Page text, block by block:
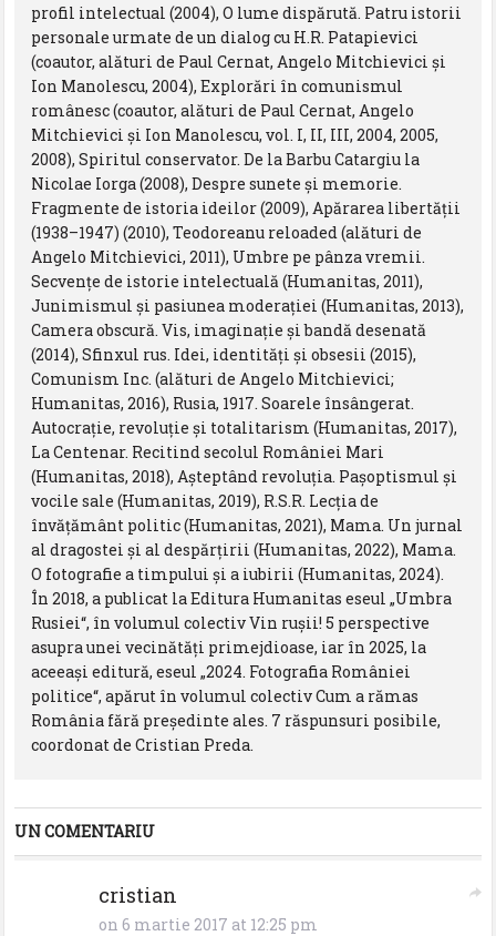
profil intelectual (2004), O lume dispărută. Patru istorii
personale urmate de un dialog cu H.R. Patapievici
(coautor, alături de Paul Cernat, Angelo Mitchievici și
Ion Manolescu, 2004), Explorări în comunismul
românesc (coautor, alături de Paul Cernat, Angelo
Mitchievici și Ion Manolescu, vol. I, II, III, 2004, 2005,
2008), Spiritul conservator. De la Barbu Catargiu la
Nicolae Iorga (2008), Despre sunete și memorie.
Fragmente de istoria ideilor (2009), Apărarea libertăţii
(1938–1947) (2010), Teodoreanu reloaded (alături de
Angelo Mitchievici, 2011), Umbre pe pânza vremii.
Secvenţe de istorie intelectuală (Humanitas, 2011),
Junimismul și pasiunea moderaţiei (Humanitas, 2013),
Camera obscură. Vis, imaginaţie și bandă desenată
(2014), Sfinxul rus. Idei, identităţi și obsesii (2015),
Comunism Inc. (alături de Angelo Mitchievici;
Humanitas, 2016), Rusia, 1917. Soarele însângerat.
Autocraţie, revoluţie și totalitarism (Humanitas, 2017),
La Centenar. Recitind secolul României Mari
(Humanitas, 2018), Așteptând revoluţia. Pașoptismul și
vocile sale (Humanitas, 2019), R.S.R. Lecţia de
învăţământ politic (Humanitas, 2021), Mama. Un jurnal
al dragostei și al despărțirii (Humanitas, 2022), Mama.
O fotografie a timpului și a iubirii (Humanitas, 2024).
În 2018, a publicat la Editura Humanitas eseul „Umbra
Rusiei“, în volumul colectiv Vin rușii! 5 perspective
asupra unei vecinătăţi primejdioase, iar în 2025, la
aceeași editură, eseul „2024. Fotografia României
politice“, apărut în volumul colectiv Cum a rămas
România fără președinte ales. 7 răspunsuri posibile,
coordonat de Cristian Preda.
UN COMENTARIU
cristian
on 6 martie 2017 at 12:25 pm